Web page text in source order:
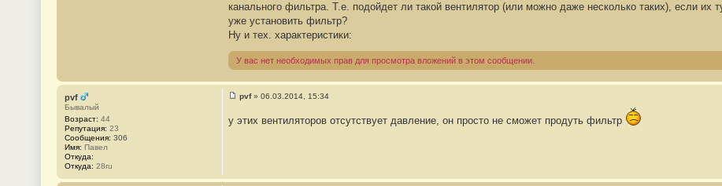
#
3
3
канального фильтра. Т.е. подойдет ли такой вентилятор (или можно даже несколько таких), если их
уже установить фильтр?
Ну и тех. характеристики:
У вас нет необходимых прав для просмотра вложений в этом сообщении.
pvf
Бывалый
Возраст: 44
Репутация: 23
Сообщения: 306
Имя: Павел
Откуда:
Откуда: 28ru
С
о
е
pvf» 06.03.2014, 15:34
у этих вентиляторов отсутствует давление, он просто не сможет продуть фильтр